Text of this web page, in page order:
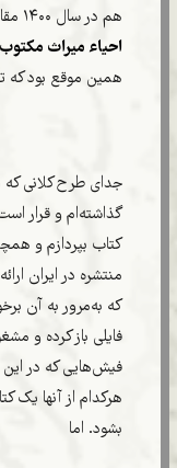
هم در سال ۱۴۰۰ مقالۀ «
احیاء میراث مکتوب
همین موقع بود
جدای طرح کلانی که
گذاشته‌ام و قرار
کتاب بپردازم و
منتشره در ایران
که به‌مرور به آن
فایلی باز کرده و
فیش‌هایی که در این
هرکدام از آنها یک
بشود. اما